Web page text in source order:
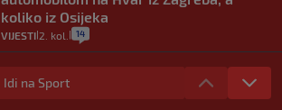
koliko iz Osijeka
VIJESTI 2. kol. 14
"Kći je otišla na more, a zaboravila
zdravstvenu iskaznicu". Kakva su prava
pacijenata izvan mjesta prebivališta?
Idi na Sport